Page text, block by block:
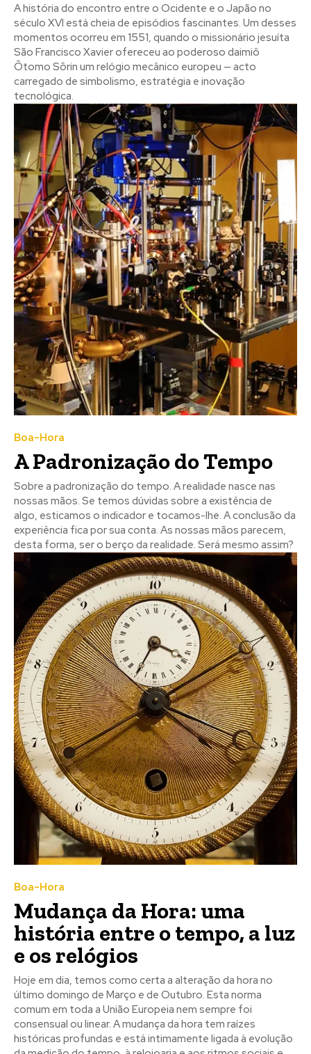
A história do encontro entre o Ocidente e o Japão no
século XVI está cheia de episódios fascinantes. Um desses
momentos ocorreu em 1551, quando o missionário jesuíta
São Francisco Xavier ofereceu ao poderoso daimiô
Ōtomo Sōrin um relógio mecânico europeu — acto
carregado de simbolismo, estratégia e inovação
tecnológica.
Boa-Hora
A Padronização do Tempo
Sobre a padronização do tempo. A realidade nasce nas
nossas mãos. Se temos dúvidas sobre a existência de
algo, esticamos o indicador e tocamos-lhe. A conclusão da
experiência fica por sua conta. As nossas mãos parecem,
desta forma, ser o berço da realidade. Será mesmo assim?
Boa-Hora
Mudança da Hora: uma
história entre o tempo, a luz
e os relógios
Hoje em dia, temos como certa a alteração da hora no
último domingo de Março e de Outubro. Esta norma
comum em toda a União Europeia nem sempre foi
consensual ou linear. A mudança da hora tem raízes
históricas profundas e está intimamente ligada à evolução